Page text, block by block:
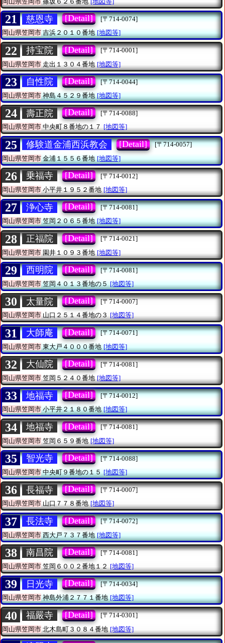
21 慈恩寺 [Detail]
[〒714-0074]
岡山県笠岡市吉浜２０１０番地 [地図等]
22 持宝院 [Detail]
[〒714-0001]
岡山県笠岡市 走出１３０４番地 [地図等]
23 自性院 [Detail]
[〒714-0044]
岡山県笠岡市神島４５２９番地 [地図等]
24 壽正院 [Detail]
[〒714-0088]
岡山県笠岡市中央町８番地の１７ [地図等]
25 修験道金浦西浜教会 [Detail]
[〒714-0057]
岡山県笠岡市金浦１５５６番地 [地図等]
26 乗福寺 [Detail]
[〒714-0012]
岡山県笠岡市 小平井１９５２番地 [地図等]
27 浄心寺 [Detail]
[〒714-0081]
岡山県笠岡市笠岡２０６５番地 [地図等]
28 正福院 [Detail]
[〒714-0021]
岡山県笠岡市 園井１０９３番地 [地図等]
29 西明院 [Detail]
[〒714-0081]
岡山県笠岡市笠岡４０１３番地の５ [地図等]
30 太量院 [Detail]
[〒714-0007]
岡山県笠岡市山口２５１４番地の３ [地図等]
31 大師庵 [Detail]
[〒714-0071]
岡山県笠岡市東大戸４０００番地 [地図等]
32 大仙院 [Detail]
[〒714-0081]
岡山県笠岡市 笠岡５２４０番地 [地図等]
33 地福寺 [Detail]
[〒714-0012]
岡山県笠岡市小平井２１８０番地 [地図等]
34 地福寺 [Detail]
[〒714-0081]
岡山県笠岡市 笠岡６５９番地 [地図等]
35 智光寺 [Detail]
[〒714-0088]
岡山県笠岡市中央町９番地の１５ [地図等]
36 長福寺 [Detail]
[〒714-0007]
岡山県笠岡市山口７７８番地 [地図等]
37 長法寺 [Detail]
[〒714-0072]
岡山県笠岡市西大戸７３７番地 [地図等]
38 南昌院 [Detail]
[〒714-0081]
岡山県笠岡市 笠岡６００２番地１２ [地図等]
39 日光寺 [Detail]
[〒714-0034]
岡山県笠岡市神島外浦２７７１番地 [地図等]
40 福嚴寺 [Detail]
[〒714-0301]
岡山県笠岡市 北木島町３０８４番地 [地図等]